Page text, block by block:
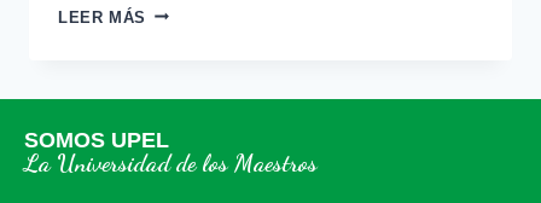
LEER MÁS
SOMOS UPEL
La Universidad de los Maestros